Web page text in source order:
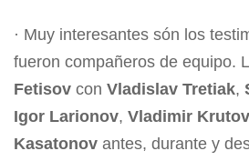
· Muy interesantes són los
fueron compañeros de equipo.
Fetisov con Vladislav Tretiak,
Igor Larionov, Vladimir
Kasatonov antes, durante y